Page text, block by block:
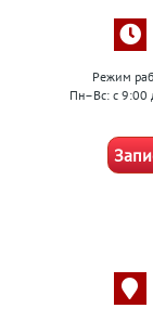
Режим
Пн–Вс: с 9:00